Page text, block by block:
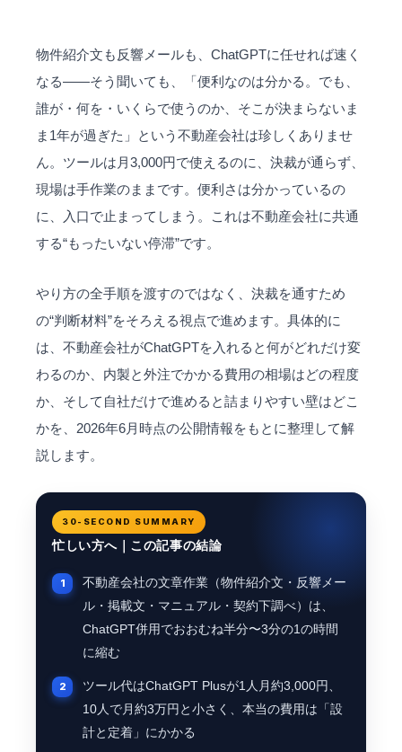
物件紹介文も反響メールも、 ChatGPTに任せれば速く
なる——そう聞いても、「便利なのは分かる。でも、
誰が・何を・いくらで使うのか、そこが決まらないま
ま1年が過ぎた」という不動産会社は珍しくありませ
ん。ツールは月3,000円で使えるのに、決裁が通らず、
現場は手作業のままです。便利さは分かっているの
に、入口で止まってしまう。これは不動産会社に共通
する“もったいない停滞”です。
やり方の全手順を渡すのではなく、決裁を通すため
の“判断材料”をそろえる視点で進めます。具体的に
は、不動産会社がChatGPTを入れると何がどれだけ変
わるのか、内製と外注でかかる費用の相場はどの程度
か、そして自社だけで進めると詰まりやすい壁はどこ
かを、2026年6月時点の公開情報をもとに整理して解
説します。
30-SECOND SUMMARY
忙しい方へ｜この記事の結論
不動産会社の文章作業（物件紹介文・反響メー
ル・掲載文・マニュアル・契約下調べ）は、
ChatGPT併用でおおむね半分〜3分の1の時間
に縮む
ツール代はChatGPT Plusが1人月約3,000円、
10人で月約3万円と小さく、本当の費用は「設
計と定着」にかかる